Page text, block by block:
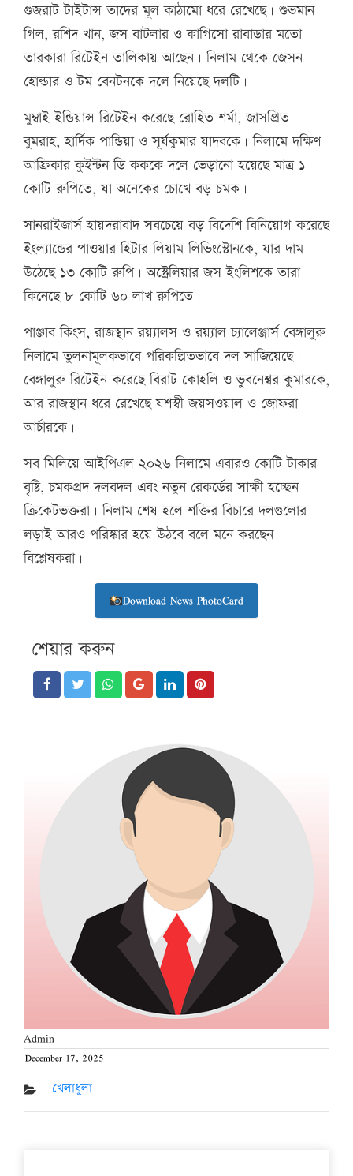
গুজরাট টাইটান্স তাদের মূল কাঠামো ধরে রেখেছে। শুভমান
গিল, রশিদ খান, জস বাটলার ও কাগিসো রাবাডার মতো
তারকারা রিটেইন তালিকায় আছেন। নিলাম থেকে জেসন
হোল্ডার ও টম বেনটনকে দলে নিয়েছে দলটি।
মুম্বাই ইন্ডিয়ান্স রিটেইন করেছে রোহিত শর্মা, জাসপ্রিত
বুমরাহ, হার্দিক পান্ডিয়া ও সূর্যকুমার যাদবকে। নিলামে দক্ষিণ
আফ্রিকার কুইন্টন ডি কককে দলে ভেড়ানো হয়েছে মাত্র ১
কোটি রুপিতে, যা অনেকের চোখে বড় চমক।
সানরাইজার্স হায়দরাবাদ সবচেয়ে বড় বিদেশি বিনিয়োগ করেছে
ইংল্যান্ডের পাওয়ার হিটার লিয়াম লিভিংস্টোনকে, যার দাম
উঠেছে ১৩ কোটি রুপি। অস্ট্রেলিয়ার জস ইংলিশকে তারা
কিনেছে ৮ কোটি ৬০ লাখ রুপিতে।
পাঞ্জাব কিংস, রাজস্থান রয়্যালস ও রয়্যাল চ্যালেঞ্জার্স বেঙ্গালুরু
নিলামে তুলনামূলকভাবে পরিকল্পিতভাবে দল সাজিয়েছে।
বেঙ্গালুরু রিটেইন করেছে বিরাট কোহলি ও ভুবনেশ্বর কুমারকে,
আর রাজস্থান ধরে রেখেছে যশস্বী জয়সওয়াল ও জোফরা
আর্চারকে।
সব মিলিয়ে আইপিএল ২০২৬ নিলামে এবারও কোটি টাকার
বৃষ্টি, চমকপ্রদ দলবদল এবং নতুন রেকর্ডের সাক্ষী হচ্ছেন
ক্রিকেটভক্তরা। নিলাম শেষ হলে শক্তির বিচারে দলগুলোর
লড়াই আরও পরিষ্কার হয়ে উঠবে বলে মনে করছেন
বিশ্লেষকরা।
Download News PhotoCard
শেয়ার করুন
Admin
Posted
on
December 17, 2025
খেলাধুলা